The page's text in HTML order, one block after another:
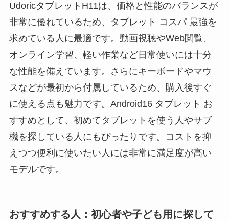
UdoricタブレットH11は、価格と性能のバランスが
非常に優れているため、タブレット コスパ 最強を
求めている人に最適です。動画視聴やWeb閲覧、
オンライン学習、軽い作業など日常使いには十分
な性能を備えています。さらにキーボードやマウ
スなどが最初から付属しているため、購入後すぐ
に使える点も魅力です。Android16 タブレット お
すすめとして、初めてタブレットを使う人やサブ
機を探している人にもぴったりです。コストを抑
えつつ便利に使いたい人には非常に満足度が高い
モデルです。
おすすめする人：初心者や子ども用に探して